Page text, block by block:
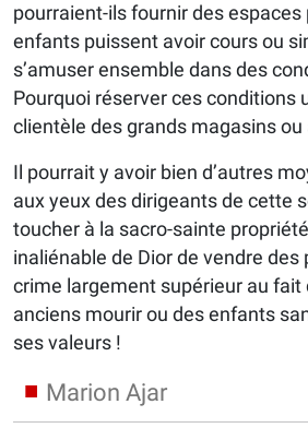
pourraient-ils fournir des espaces
enfants puissent avoir cours ou
s’amuser ensemble dans des
Pourquoi réserver ces conditions
clientèle des grands magasins ou
Il pourrait y avoir bien d’autres
aux yeux des dirigeants de cette
toucher à la sacro-sainte
inaliénable de Dior de vendre
crime largement supérieur au fait
anciens mourir ou des enfants
ses valeurs !
Marion Ajar